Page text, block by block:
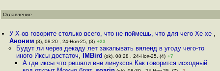
Оглавление
У Х-ов говорите столько всего, что не поймешь, что для чего Хе-хе ,
Аноним (3), 08:20 , 24-Ноя-25, (3) +23
Будут ли через декаду лет закапывать вяленд в угоду чего-то
иного Иксы достаточ, IMBird (ok), 08:28 , 24-Ноя-25, (4) +7
А где иксы что решали вне линуксов Как говорится исходный